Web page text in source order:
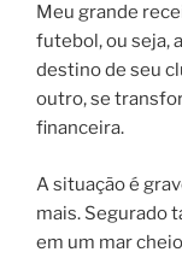
Meu grande
futebol, ou seja,
destino de seu
outro, se
financeira.
A situação é
mais. Segurado
em um mar